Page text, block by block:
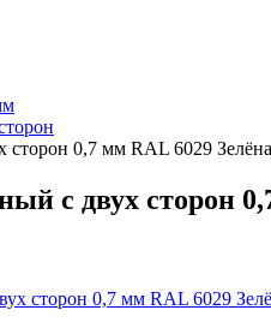
0,7 мм RAL 6029
с двух сторон